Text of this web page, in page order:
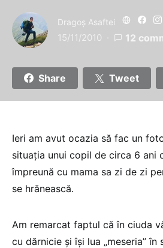
Dragoş Asaftei
15/11/2010 12
Share Tweet
Ieri am avut ocazia să fac un
situaţia unui copil de circa 6 ani
împreună cu mama sa zi de zi
se hrănească.
Am remarcat faptul că în ciuda
cu dărnicie şi îşi lua „meseria”